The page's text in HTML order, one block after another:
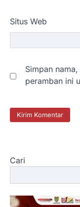
Situs Web
Simpan
peramban ini
Cari